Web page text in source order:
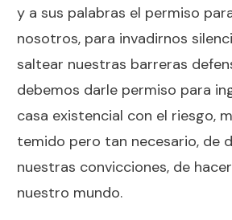
y a sus palabras el permiso
nosotros, para invadirnos
saltear nuestras barreras
debemos darle permiso para
casa existencial con el riesgo,
temido pero tan necesario, de
nuestras convicciones, de
nuestro mundo.